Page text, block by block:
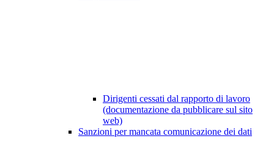
Dirigenti cessati dal rapporto di lavoro
(documentazione da pubblicare sul sito
web)
Sanzioni per mancata comunicazione dei dati